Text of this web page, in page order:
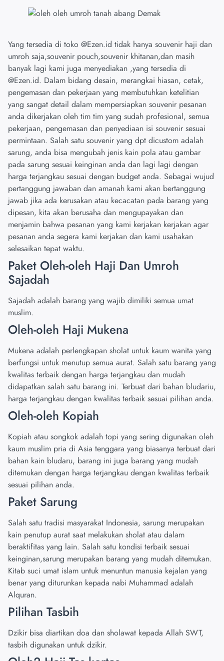
Yang tersedia di toko @Ezen.id tidak hanya souvenir haji dan
umroh saja,souvenir pouch,souvenir khitanan,dan masih
banyak lagi kami juga menyediakan ,yang tersedia di
@Ezen.id. Dalam bidang desain, merangkai hiasan, cetak,
pengemasan dan pekerjaan yang membutuhkan ketelitian
yang sangat detail dalam mempersiapkan souvenir pesanan
anda dikerjakan oleh tim tim yang sudah profesional, semua
pekerjaan, pengemasan dan penyediaan isi souvenir sesuai
permintaan. Salah satu souvenir yang dpt dicustom adalah
sarung, anda bisa mengubah jenis kain pola atau gambar
pada sarung sesuai keinginan anda dan lagi lagi dengan
harga terjangkau sesuai dengan budget anda. Sebagai wujud
pertanggung jawaban dan amanah kami akan bertanggung
jawab jika ada kerusakan atau kecacatan pada barang yang
dipesan, kita akan berusaha dan mengupayakan dan
menjamin bahwa pesanan yang kami kerjakan kerjakan agar
pesanan anda segera kami kerjakan dan kami usahakan
selesaikan tepat waktu.
Paket Oleh-oleh Haji Dan Umroh
Sajadah
Sajadah adalah barang yang wajib dimiliki semua umat
muslim.
Oleh-oleh Haji Mukena
Mukena adalah perlengkapan sholat untuk kaum wanita yang
berfungsi untuk menutup semua aurat. Salah satu barang yang
kwalitas terbaik dengan harga terjangkau dan mudah
didapatkan salah satu barang ini. Terbuat dari bahan bludariu,
harga terjangkau dengan kwalitas terbaik sesuai pilihan anda.
Oleh-oleh Kopiah
Kopiah atau songkok adalah topi yang sering digunakan oleh
kaum muslim pria di Asia tenggara yang biasanya terbuat dari
bahan kain bludaru, barang ini juga barang yang mudah
ditemukan dengan harga terjangkau dengan kwalitas terbaik
sesuai pilihan anda.
Paket Sarung
Salah satu tradisi masyarakat Indonesia, sarung merupakan
kain penutup aurat saat melakukan sholat atau dalam
beraktifitas yang lain. Salah satu kondisi terbaik sesuai
keinginan,sarung merupakan barang yang mudah ditemukan.
Kitab suci umat islam untuk menuntun manusia kejalan yang
benar yang diturunkan kepada nabi Muhammad adalah
Alquran.
Pilihan Tasbih
Dzikir bisa diartikan doa dan sholawat kepada Allah SWT,
tasbih digunakan untuk dzikir.